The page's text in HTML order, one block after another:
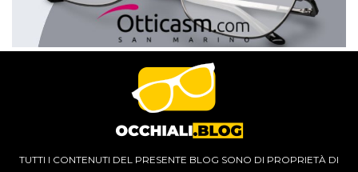
TUTTI I CONTENUTI DEL PRESENTE BLOG SONO DI PROPRIETÀ DI